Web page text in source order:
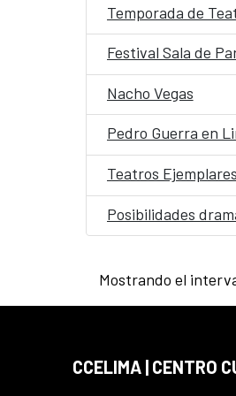
Temporada de
Festival Sala de
Nacho Vegas
Pedro Guerra en
Teatros Ejemplares
Posibilidades
Mostrando el
CCELIMA | CENTRO